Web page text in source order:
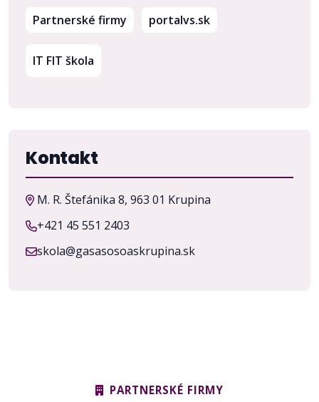
Partnerské firmy portalvs.sk(otvorí sa v novom
IT FIT škola
Kontakt
M. R. Štefánika 8, 963 01 Krupina
+421 45 551 2403
skola@gasasosoaskrupina.sk
PARTNERSKÉ FIRMY